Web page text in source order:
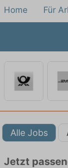
Home Für
Alle Jobs
Jetzt